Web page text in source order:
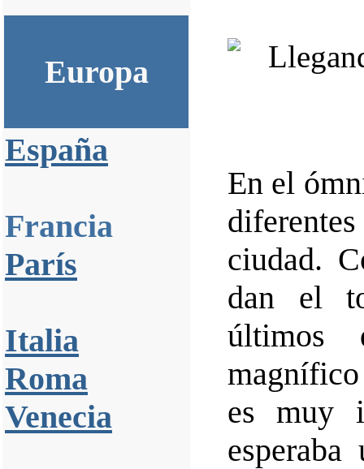
Europa
España
Francia
París
Italia
Roma
Venecia
En el
ciudad.
dan el
últimos
es muy